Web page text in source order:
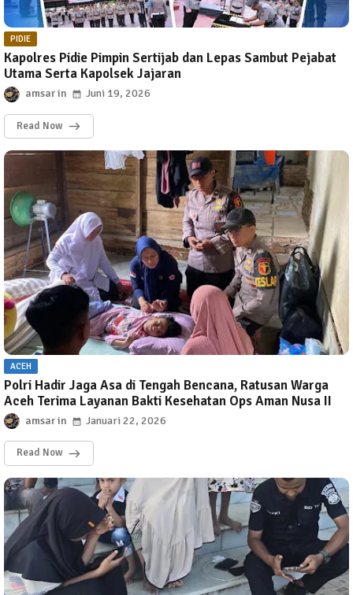
PIDIE
‎Kapolres Pidie Pimpin Sertijab dan Lepas Sambut Pejabat
Utama Serta Kapolsek Jajaran
amsar Juni 19, 2026
Read Now
ACEH
Polri Hadir Jaga Asa di Tengah Bencana, Ratusan Warga
Aceh Terima Layanan Bakti Kesehatan Ops Aman Nusa II
amsar Januari 22, 2026
Read Now